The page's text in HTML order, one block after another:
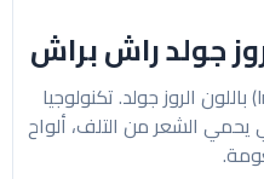
جولد راش براش
مكواة راش براش إنفرا (Infrared) باللون الروز جولد. تكنولوجيا
يحمي الشعر من التلف، ألواح